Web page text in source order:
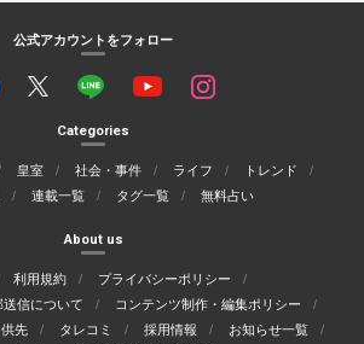
公式アカウントをフォロー
Categories
皇室 社会・事件 ライフ
トレンド
連載一覧 タグ一覧 無料占い
About us
利用規約
プライバシーポリシー
信について
コンテンツ制作・編集ポリシー
先 タレコミ 採用情報
お知らせ一覧